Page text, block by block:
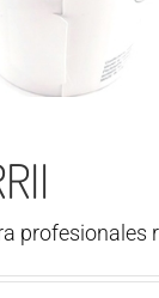
profesionales